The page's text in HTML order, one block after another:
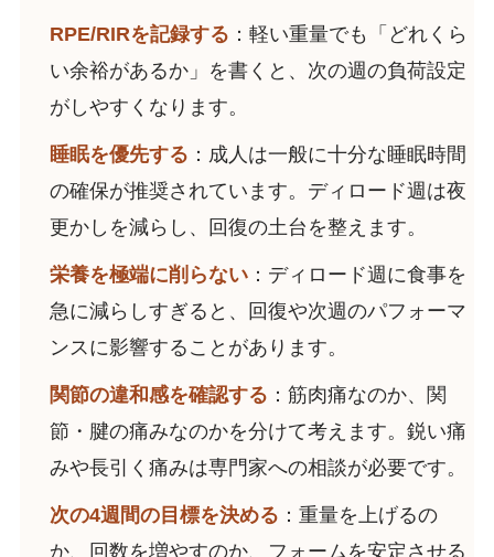
RPE/RIRを記録する ：軽い重量でも「どれくら
い余裕があるか」を書くと、次の週の負荷設定
がしやすくなります。
睡眠を優先する ：成人は一般に十分な睡眠時間
の確保が推奨されています。ディロード週は夜
更かしを減らし、回復の土台を整えます。
栄養を極端に削らない：ディロード週に食事を
急に減らしすぎると、回復や次週のパフォーマ
ンスに影響することがあります。
関節の違和感を確認する ：筋肉痛なのか、関
節・腱の痛みなのかを分けて考えます。鋭い痛
みや長引く痛みは専門家への相談が必要です。
次の4週間の目標を決める ：重量を上げるの
か、回数を増やすのか、フォームを安定させる